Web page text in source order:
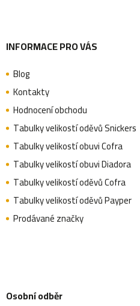
INFORMACE PRO VÁS
Blog
Kontakty
Hodnocení obchodu
Tabulky velikostí oděvů Snickers
Tabulky velikostí obuvi Cofra
Tabulky velikostí obuvi Diadora
Tabulky velikostí oděvů Cofra
Tabulky velikostí oděvů Payper
Prodávané značky
Osobní odběr